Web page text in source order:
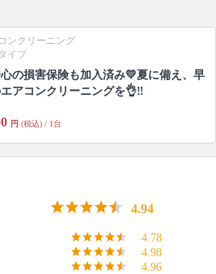
ンクリーニング
イプ
の損害保険も加入済み💛夏に備え、早
アコンクリーニングを👌‼️
円 (税込) / 1台
4.94
4.78
4.98
4.96